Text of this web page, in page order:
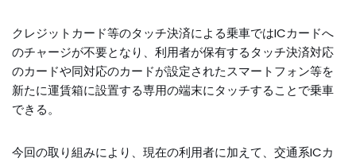
クレジットカード等のタッチ決済による乗車ではICカードへ
のチャージが不要となり、利用者が保有するタッチ決済対応
のカードや同対応のカードが設定されたスマートフォン等を
新たに運賃箱に設置する専用の端末にタッチすることで乗車
できる。
今回の取り組みにより、現在の利用者に加えて、交通系ICカ